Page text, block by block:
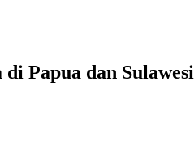
Papua dan Sulawesi